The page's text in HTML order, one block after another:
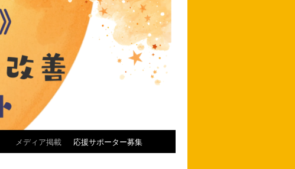
メディア掲載 応援サポーター募集